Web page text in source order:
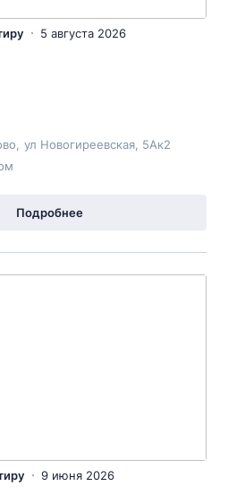
5 августа 2026
ул Новогиреевская , 5Ак2
Подробнее
9 июня 2026